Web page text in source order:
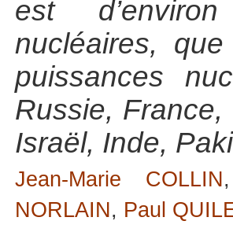
est
nucléaires,
puissances
Russie,
Israël, Inde,
Jean-Marie COLLIN
NORLAIN, Paul